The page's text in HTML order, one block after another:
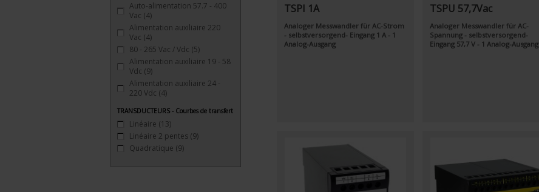
Auto-alimentation 57.7 - 400
Vac (4)
Alimentation auxiliaire 220
Vac (4)
80 - 265 Vac / Vdc (5)
Alimentation auxiliaire 19 - 58
Vdc (9)
Alimentation auxiliaire 24 -
220 Vdc (4)
TRANSDUCTEURS - Courbes de transfert
Linéaire (13)
Linéaire 2 pentes (9)
Quadratique (9)
TSPI 1A
Analoger Messwandler für AC-Strom
- selbstversorgend- Eingang 1 A - 1
Analog-Ausgang
TSPU 57,7Vac
Analoger Messwandler für AC-
Spannung - selbstversorgend-
Eingang 57,7 V - 1 Analog-Ausgang